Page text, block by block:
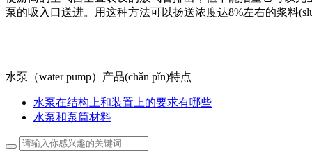
泵的吸入口送进。用这种方法可以扬送浓度达8%左右的浆料
水泵（water pump）产品(chǎn pǐn)特点
水泵在结构上和装置上的要求有哪些
水泵和泵筒材料